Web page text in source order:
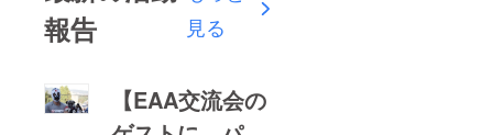
報告
見る
【EAA交流会の